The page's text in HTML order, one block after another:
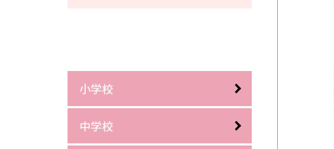
小学校
中学校